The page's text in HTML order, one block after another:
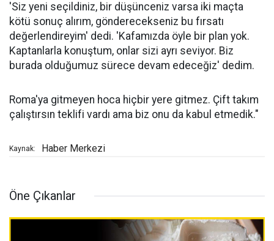
'Siz yeni seçildiniz, bir düşünceniz varsa iki maçta
kötü sonuç alırım, gönderecekseniz bu fırsatı
değerlendireyim' dedi. 'Kafamızda öyle bir plan yok.
Kaptanlarla konuştum, onlar sizi ayrı seviyor. Biz
burada olduğumuz sürece devam edeceğiz' dedim.
Roma'ya gitmeyen hoca hiçbir yere gitmez. Çift takım
çalıştırsın teklifi vardı ama biz onu da kabul etmedik."
Kaynak: Haber Merkezi
Öne Çıkanlar